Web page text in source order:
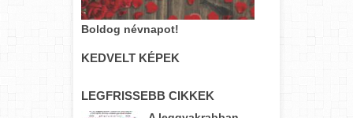
Boldog névnapot!
KEDVELT KÉPEK
LEGFRISSEBB CIKKEK